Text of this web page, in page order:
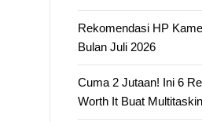
Rekomendasi HP
Bulan Juli 2026
Cuma 2 Jutaan! Ini 6
Worth It Buat